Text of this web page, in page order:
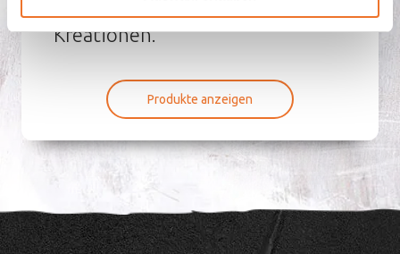
Kreationen.
Produkte anzeigen